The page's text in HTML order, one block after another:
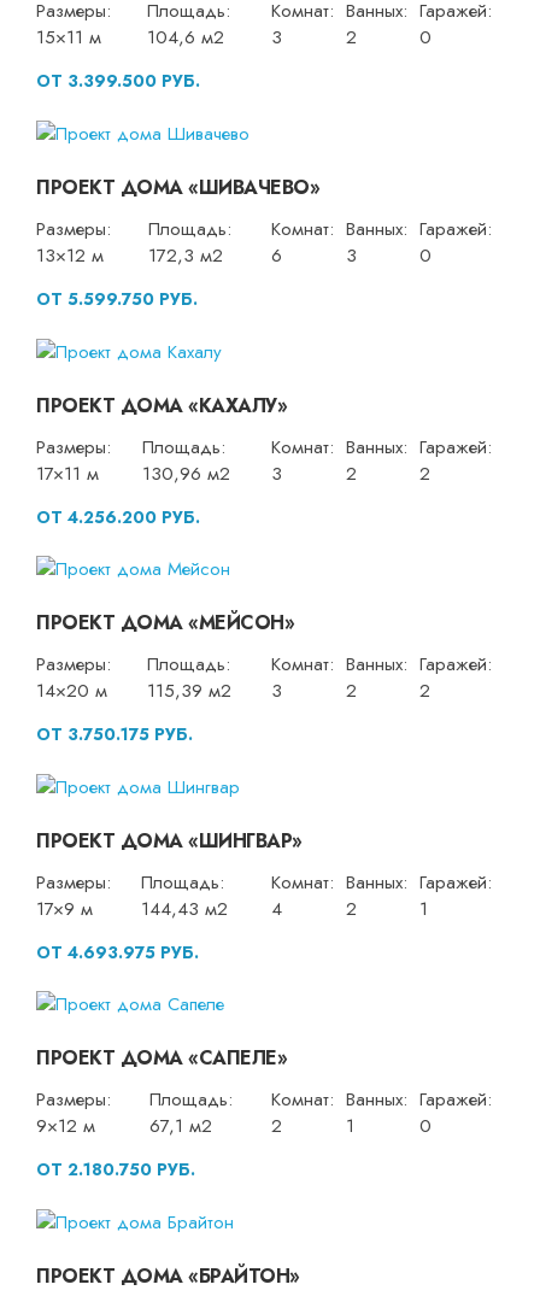
Размеры:
15×11 м
Площадь:
104,6 м2
Комнат:
3
Ванных:
2
Гаражей:
0
ОТ 3.399.500 РУБ.
ПРОЕКТ ДОМА «ШИВАЧЕВО»
Размеры:
13×12 м
Площадь:
172,3 м2
Комнат:
6
Ванных:
3
Гаражей:
0
ОТ 5.599.750 РУБ.
ПРОЕКТ ДОМА «КАХАЛУ»
Размеры:
17×11 м
Площадь:
130,96 м2
Комнат:
3
Ванных:
2
Гаражей:
2
ОТ 4.256.200 РУБ.
ПРОЕКТ ДОМА «МЕЙСОН»
Размеры:
14×20 м
Площадь:
115,39 м2
Комнат:
3
Ванных:
2
Гаражей:
2
ОТ 3.750.175 РУБ.
ПРОЕКТ ДОМА «ШИНГВАР»
Размеры:
17×9 м
Площадь:
144,43 м2
Комнат:
4
Ванных:
2
Гаражей:
1
ОТ 4.693.975 РУБ.
ПРОЕКТ ДОМА «САПЕЛЕ»
Размеры:
9×12 м
Площадь:
67,1 м2
Комнат:
2
Ванных:
1
Гаражей:
0
ОТ 2.180.750 РУБ.
ПРОЕКТ ДОМА «БРАЙТОН»